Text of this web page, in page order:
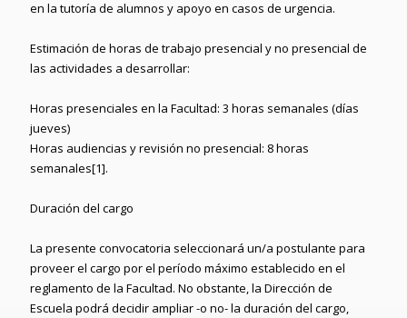
en la tutoría de alumnos y apoyo en casos de urgencia.
Estimación de horas de trabajo presencial y no presencial de
las actividades a desarrollar:
Horas presenciales en la Facultad: 3 horas semanales (días
jueves)
Horas audiencias y revisión no presencial: 8 horas
semanales[1].
Duración del cargo
La presente convocatoria seleccionará un/a postulante para
proveer el cargo por el período máximo establecido en el
reglamento de la Facultad. No obstante, la Dirección de
Escuela podrá decidir ampliar -o no- la duración del cargo,